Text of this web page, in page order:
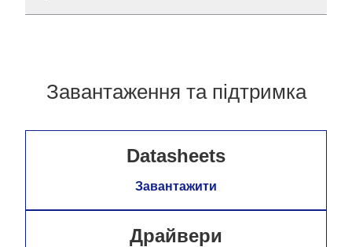
Завантаження та підтримка
Datasheets
Завантажити
Драйвери